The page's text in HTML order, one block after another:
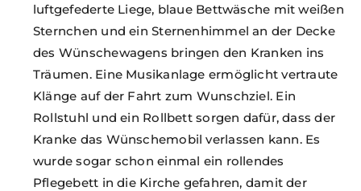
luftgefederte Liege, blaue Bettwäsche mit weißen
Sternchen und ein Sternenhimmel an der Decke
des Wünschewagens bringen den Kranken ins
Träumen. Eine Musikanlage ermöglicht vertraute
Klänge auf der Fahrt zum Wunschziel. Ein
Rollstuhl und ein Rollbett sorgen dafür, dass der
Kranke das Wünschemobil verlassen kann. Es
wurde sogar schon einmal ein rollendes
Pflegebett in die Kirche gefahren, damit der